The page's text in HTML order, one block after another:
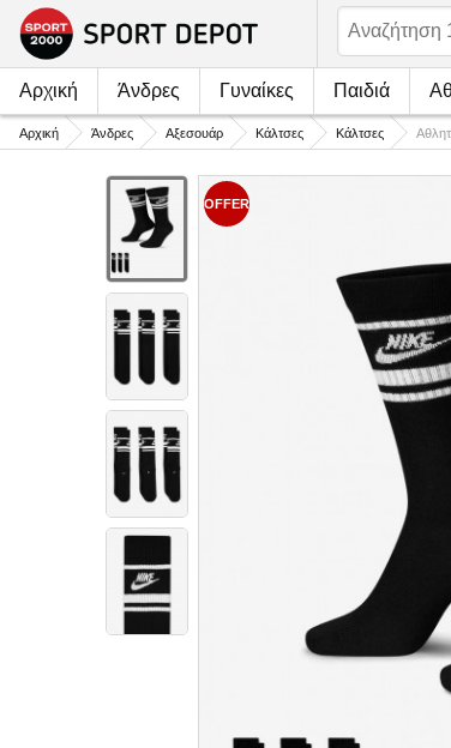
Αρχική Άνδρες Γυναίκες Παιδιά
Αρχική Άνδρες Αξεσουάρ Κάλτσες Κάλτσες
OFFER